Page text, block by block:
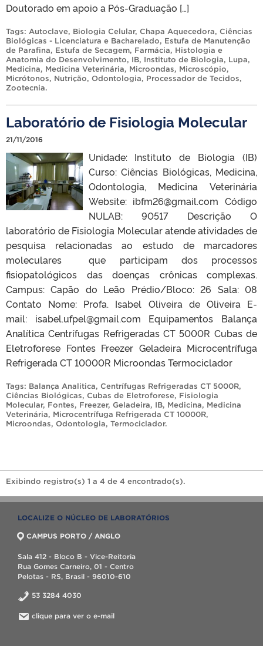
Doutorado em apoio a Pós-Graduação […]
Tags: Autoclave, Biologia Celular, Chapa Aquecedora, Ciências
Biológicas - Licenciatura e Bacharelado, Estufa de Manutenção
de Parafina, Estufa de Secagem, Farmácia, Histologia e
Anatomia do Desenvolvimento, IB, Instituto de Biologia, Lupa,
Medicina, Medicina Veterinária, Microondas, Microscópio,
Micrótonos, Nutrição, Odontologia, Processador de Tecidos,
Zootecnia.
Laboratório de Fisiologia Molecular
21/11/2016
Unidade: Instituto de Biologia (IB)
Curso: Ciências Biológicas, Medicina,
Odontologia, Medicina Veterinária
Website: ibfm26@gmail.com Código
NULAB: 90517 Descrição O
laboratório de Fisiologia Molecular atende atividades de
pesquisa relacionadas ao estudo de marcadores
moleculares que participam dos processos
fisiopatológicos das doenças crônicas complexas.
Campus: Capão do Leão Prédio/Bloco: 26 Sala: 08
Contato Nome: Profa. Isabel Oliveira de Oliveira E-
mail: isabel.ufpel@gmail.com Equipamentos Balança
Analítica Centrífugas Refrigeradas CT 5000R Cubas de
Eletroforese Fontes Freezer Geladeira Microcentrífuga
Refrigerada CT 10000R Microondas Termociclador
Tags: Balança Analitica, Centrífugas Refrigeradas CT 5000R,
Ciências Biológicas, Cubas de Eletroforese, Fisiologia
Molecular, Fontes, Freezer, Geladeira, IB, Medicina, Medicina
Veterinária, Microcentrífuga Refrigerada CT 10000R,
Microondas, Odontologia, Termociclador.
Exibindo registro(s) 1 a 4 de 4 encontrado(s).
LOCALIZE O NÚCLEO DE LABORATÓRIOS
CAMPUS PORTO / ANGLO
Sala 412 - Bloco B - Vice-Reitoria
Rua Gomes Carneiro, 01 - Centro
Pelotas - RS, Brasil - 96010-610
53 3284 4030
clique para ver o e-mail